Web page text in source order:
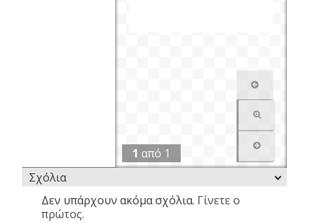
1 από 1
Σχόλια
Δεν υπάρχουν ακόμα σχόλια. Γίνετε ο
πρώτος.